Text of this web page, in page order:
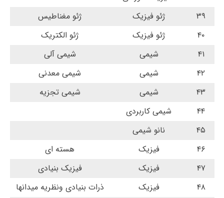
۳۹
ژئو فیزیک
ژئو مغناطیس
۴۰
ژئو فیزیک
ژئو الکتریک
۴۱
شیمی
شیمی آلی
۴۲
شیمی
شیمی معدنی
۴۳
شیمی
شیمی تجزیه
۴۴
شیمی کاربردی
۴۵
نانو شیمی
۴۶
فیزیک
هسته ای
۴۷
فیزیک
فیزیک بنیادی
۴۸
فیزیک
ذرات بنیادی ونظریه میدانها